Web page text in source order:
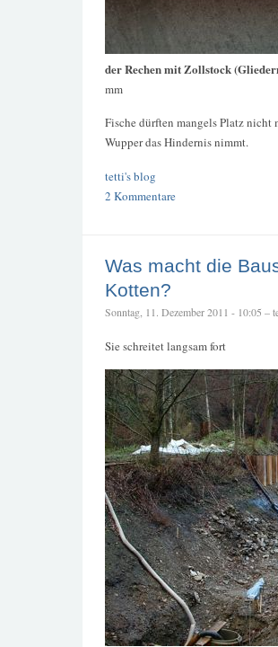
der Rechen mit Zollstock
mm
Fische dürften mangels Platz nicht
Wupper das Hindernis nimmt.
tetti's blog
2 Kommentare
Was macht die
Kotten?
Sonntag, 11. Dezember 2011 - 10:05 –
Sie schreitet langsam fort